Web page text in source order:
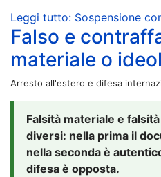
Leggi tutto: Sospensione
Falso e
materiale o
Arresto all'estero e difesa
Falsità materiale e
diversi: nella prima il
nella seconda è
difesa è opposta.